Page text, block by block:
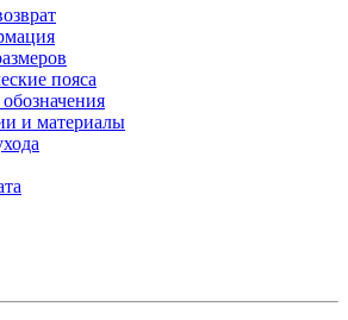
пояса
и материалы